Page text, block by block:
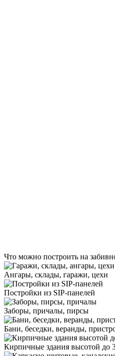
Что можно построить на
Ангары, склады, гаражи, цехи
Постройки из SIP-панелей
Заборы, причалы, пирсы
Бани, беседки, веранды,
Кирпичные здания высотой до